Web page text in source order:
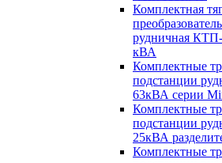
Комплектная
рудничная
кВА
Комплектные
подстанции
63кВА серии
Комплектные
подстанции
25кВА
Комплектные